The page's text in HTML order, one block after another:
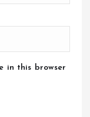
in this browser